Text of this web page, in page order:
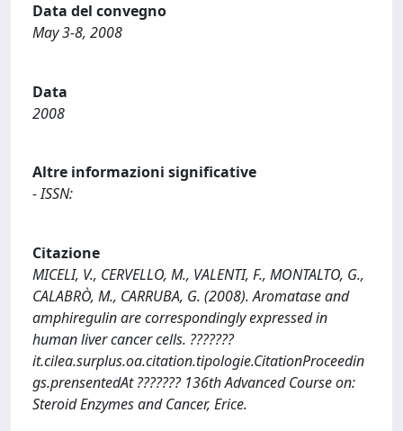
Data del convegno
May 3-8, 2008
Data
2008
Altre informazioni significative
- ISSN:
Citazione
MICELI, V., CERVELLO, M., VALENTI, F., MONTALTO, G.,
CALABRÒ, M., CARRUBA, G. (2008). Aromatase and
amphiregulin are correspondingly expressed in
human liver cancer cells. ???????
it.cilea.surplus.oa.citation.tipologie.CitationProceedin
gs.prensentedAt ??????? 136th Advanced Course on:
Steroid Enzymes and Cancer, Erice.